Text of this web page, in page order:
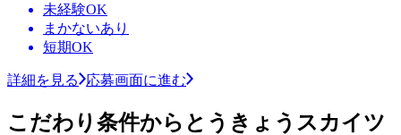
未経験OK
まかないあり
短期OK
詳細を見る 応募画面に進む
こだわり条件からとうきょうスカイツ